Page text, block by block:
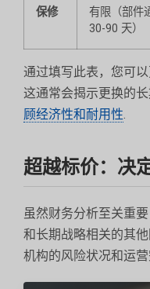
保修
有限（部件
30-90 天）
通过填写此表，您可
这通常会揭示更换的
顾经济性和耐用性.
超越标价：决
虽然财务分析至关重
和长期战略相关的其
机构的风险状况和运营